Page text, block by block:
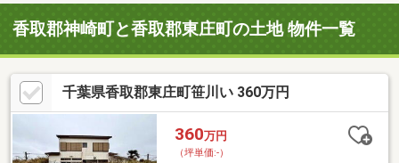
香取郡神崎町と香取郡東庄町の土地 物件一覧
千葉県香取郡東庄町笹川い 360万円
360万円
（坪単価:-）